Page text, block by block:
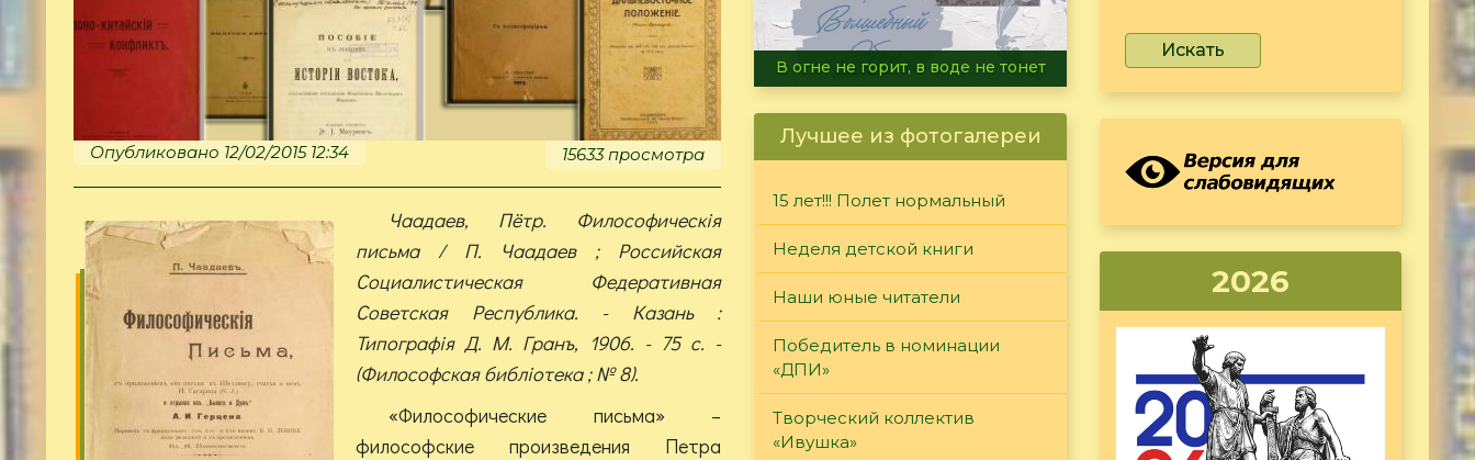
Опубликовано 12/02/2015 12:34 15633 просмотра
Чаадаев, Пётр. Философическiя
письма / П. Чаадаев ; Российская
Социалистическая Федеративная
Советская Республика. - Казань :
Типографiя Д. М. Гранъ, 1906. - 75 с. -
(Философская библiотека ; № 8).
«Философические письма» –
философские произведения Петра
Летние турниры Warhammer
Лучшее из фотогалереи
15 лет!!! Полет нормальный
Неделя детской книги
Наши юные читатели
Победитель в номинации
«ДПИ»
Творческий коллектив
«Ивушка»
Искать
2026